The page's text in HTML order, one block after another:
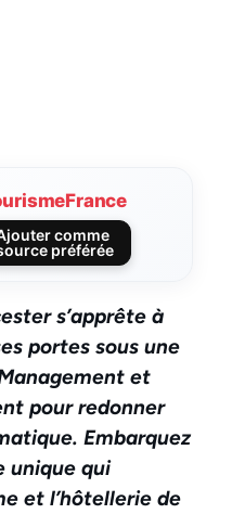
comme
préférée
s’apprête à
portes sous une
et
pour redonner
Embarquez
unique qui
et l’hôtellerie de